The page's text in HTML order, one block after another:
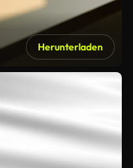
Herunterladen